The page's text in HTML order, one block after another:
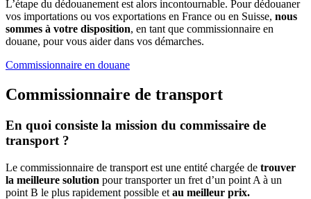
L’étape du dédouanement est alors incontournable. Pour dédouaner
vos importations ou vos exportations en France ou en Suisse, nous
sommes à votre disposition, en tant que commissionnaire en
douane, pour vous aider dans vos démarches.
Commissionnaire en douane
Commissionnaire de transport
En quoi consiste la mission du commissaire de
transport ?
Le commissionnaire de transport est une entité chargée de trouver
la meilleure solution pour transporter un fret d’un point A à un
point B le plus rapidement possible et au meilleur prix.